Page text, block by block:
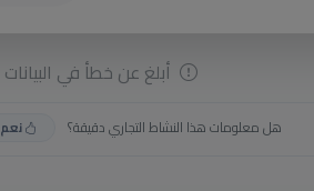
أبلغ عن خطأ في البيانات
هل معلومات هذا النشاط التجاري دقيقة؟ نعم